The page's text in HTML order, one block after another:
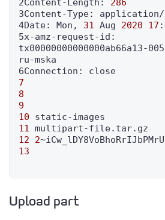
HOLISTIC.DEV2
Zabbix агент
Hint plan в PostgreSQL
Запуск инстанса с
Запуск кластеров СУБД
Сетевые особенности
Изменение параметров
Архитектура DBaaS
Шлюз и маска подсети
Конфигурация VIP при
на ВМ в облаке Linx
2Content-Length: 286
3Content-Type: application/
4Date: Mon, 31 Aug 2020 17 :
5x-amz-request-id:
tx00000000000000ab66a13-
ru-mska
7
8
9
10
11
12
2
13
Upload part